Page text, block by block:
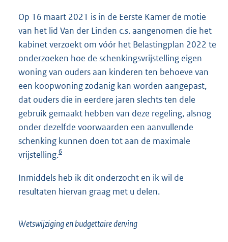
Op 16 maart 2021 is in de Eerste Kamer de motie
van het lid Van der Linden c.s. aangenomen die het
kabinet verzoekt om vóór het Belastingplan 2022 te
onderzoeken hoe de schenkingsvrijstelling eigen
woning van ouders aan kinderen ten behoeve van
een koopwoning zodanig kan worden aangepast,
dat ouders die in eerdere jaren slechts ten dele
gebruik gemaakt hebben van deze regeling, alsnog
onder dezelfde voorwaarden een aanvullende
schenking kunnen doen tot aan de maximale
vrijstelling.6
Inmiddels heb ik dit onderzocht en ik wil de
resultaten hiervan graag met u delen.
Wetswijziging en budgettaire derving